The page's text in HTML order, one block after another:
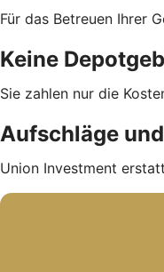
Für das Betreuen Ihrer
Keine
Sie zahlen nur die
Aufschläge
Union Investment